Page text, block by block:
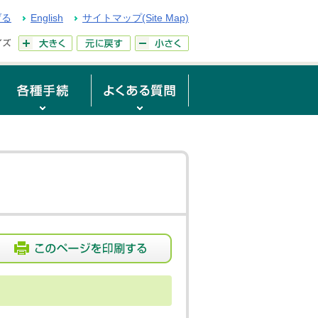
English サイトマップ(Site Map)